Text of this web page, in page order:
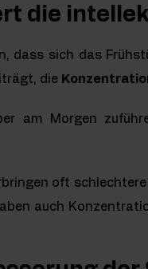
die
dass sich das
die
am Morgen
oft
auch